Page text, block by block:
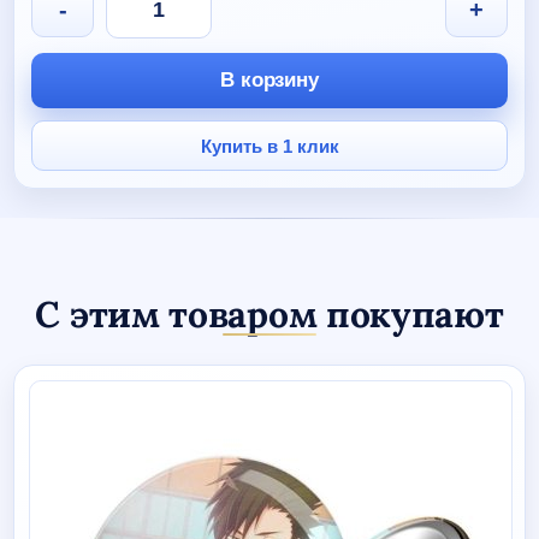
товара
Полотенце
"Лучший
- +
В корзину
Купить в 1 клик
С этим товаром покупают